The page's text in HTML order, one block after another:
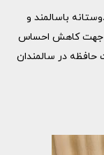
باسالمند و
جهت کاهش احساس
حافظه در سالمندان